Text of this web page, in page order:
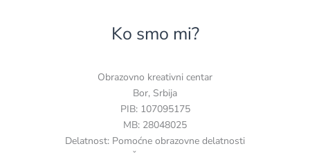
Ko smo mi?
Obrazovno kreativni centar
Bor, Srbija
PIB: 107095175
MB: 28048025
Delatnost: Pomoćne obrazovne delatnosti